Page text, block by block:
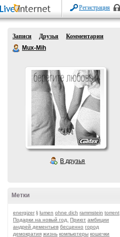
Регистрация
Записи Друзья
Комментарии
Mux-Mih
В друзья
Метки
energizer lj lumen ohne dich rammstein torrent
Подарки на новый год.
Приют амбиции
андрей дементьев бесценно город
демократия жизнь компьютеры кошечки